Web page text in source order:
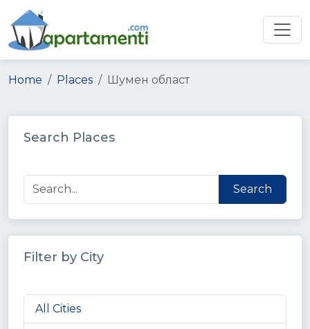
Home Places Шумен област
Search Places
Search
Filter by City
All Cities